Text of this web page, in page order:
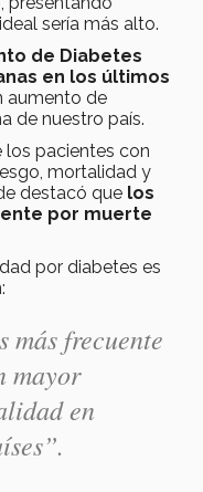
sería más alto.
de Diabetes
en los últimos
aumento de
de nuestro país.
los pacientes con
mortalidad y
destacó que los
por muerte
por diabetes es
más frecuente
mayor
en